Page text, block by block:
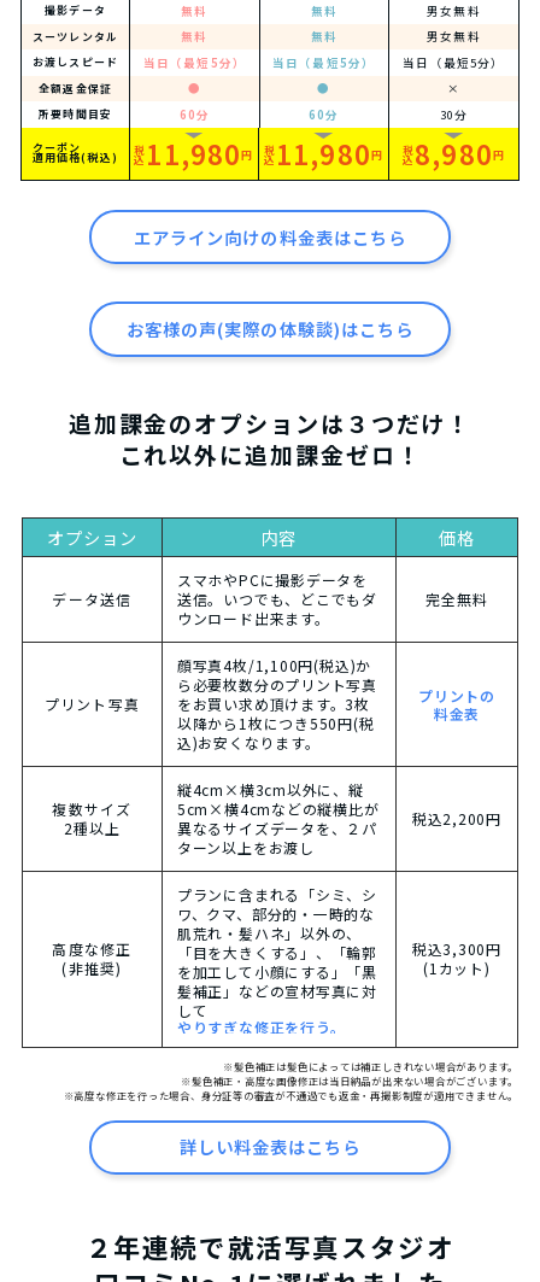
撮影データ 無料 無料 男女無料
スーツレンタル 無料 無料 男女無料
お渡しスピード 当日（最短5分） 当日（最短5分） 当日（最短5分）
全額返金保証 ● ● ×
所要時間目安 60分 60分 30分
クーポン
適用価格(税込) 税
込 11,980円 税
込 11,980円 税
込8,980円
エアライン向けの料金表はこちら
お客様の声(実際の体験談)はこちら
追加課金のオプションは３つだけ！
これ以外に追加課金ゼロ！
オプション 内容 価格
データ送信
スマホやPCに撮影データを
送信。いつでも、どこでもダ
ウンロード出来ます。
完全無料
プリント写真
顔写真4枚/1,100円(税込)か
ら必要枚数分のプリント写真
をお買い求め頂けます。3枚
以降から1枚につき550円(税
込)お安くなります。
プリントの
料金表
複数サイズ
2種以上
縦4cm×横3cm以外に、縦
5cm×横4cmなどの縦横比が
異なるサイズデータを、２パ
ターン以上をお渡し
税込2,200円
高度な修正
(非推奨)
プランに含まれる「シミ、シ
ワ、クマ、部分的・一時的な
肌荒れ・髪ハネ」以外の、
「目を大きくする」、「輪郭
を加工して小顔にする」「黒
髪補正」などの宣材写真に対
して
やりすぎな修正を行う。
税込3,300円
(1カット)
※髪色補正は髪色によっては補正しきれない場合があります。
※髪色補正・高度な画像修正は当日納品が出来ない場合がございます。
※高度な修正を行った場合、身分証等の審査が不通過でも返金・再撮影制度が適用できません。
詳しい料金表はこちら
２年連続で就活写真スタジオ